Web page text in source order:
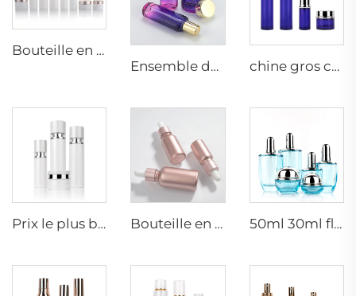
Bouteille en verre à goutteur pulvérisateur de 30g, 50g, 20ml, 30ml, 50ml, 100ml, 120ml conteneur pour lotion, tonique, crème, sérum cosmétique, ensemble d'emballage pour soins de la peau
Ensemble de bouteilles en verre cosmétique tonique lotion sérum pot crème soins de la peau emballage contenant
chine gros conditionnement cosmétique 50g 40ml 110ml Autres conditionnements en verre pour soins Nouvel An Noël bouteille en verre écologique
Prix le plus bas 20ml 30ml 60ml 80ml 100ml bouteille en verre d'emballage cosmétique de soins de peau de luxe colorée Bouteille en verre d'huile essentielle rose or 10ml 15ml 30ml bouteille en verre de sérum Bouteille à pipette 50ml 30ml flacon de verre bleu clair de luxe pour lotion visage cosmétique crème emballage avec pompe